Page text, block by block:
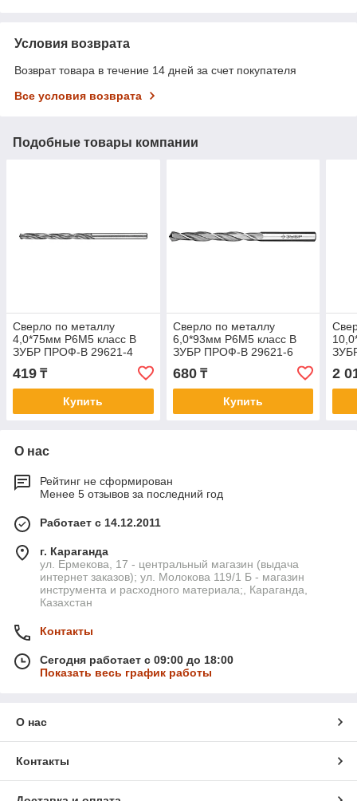
Условия возврата
Возврат товара в течение 14 дней за счет покупателя
Все условия возврата
Подобные товары компании
Сверло по металлу
4,0*75мм Р6М5 класс В
ЗУБР ПРОФ-В 29621-4
419 ₸
Купить
Сверло по металлу
6,0*93мм Р6М5 класс В
ЗУБР ПРОФ-В 29621-6
680₸
Купить
2
О нас
Рейтинг не сформирован
Менее 5 отзывов за последний год
Работает с 14.12.2011
г. Караганда
ул. Ермекова, 17 - центральный магазин (выдача
интернет заказов); ул. Молокова 119/1 Б - магазин
инструмента и расходного материала;, Караганда,
Казахстан
Контакты
Сегодня работает с 09:00 до 18:00
Показать весь график работы
О нас
Контакты